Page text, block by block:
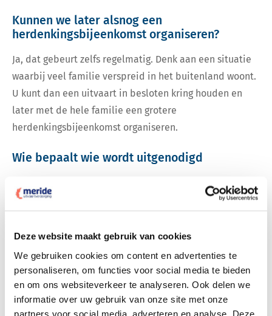
Deze website maakt gebruik van cookies
We gebruiken cookies om content en advertenties te
personaliseren, om functies voor social media te bieden
en om ons websiteverkeer te analyseren. Ook delen we
informatie over uw gebruik van onze site met onze
partners voor social media, adverteren en analyse. Deze
Kunnen we later alsnog een
herdenkingsbijeenkomst organiseren?
Ja, dat gebeurt zelfs regelmatig. Denk aan een situatie
waarbij veel familie verspreid in het buitenland woont.
U kunt dan een uitvaart in besloten kring houden en
later met de hele familie een grotere
herdenkingsbijeenkomst organiseren.
Wie bepaalt wie wordt uitgenodigd
Dat bepalen de nabestaanden of de opdrachtgever van
de uitvaart.
Kunnen mensen bezwaar maken wanneer zij
niet zijn uitgenodigd?
Nee, de familie bepaalt zelf wie aanwezig is bij de
uitvaart.